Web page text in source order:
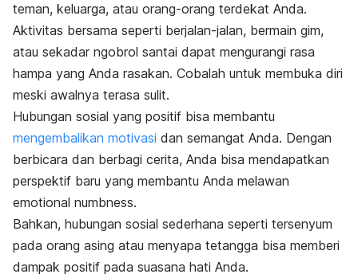
teman, keluarga, atau orang-orang terdekat Anda.
Aktivitas bersama seperti berjalan-jalan, bermain gim,
atau sekadar ngobrol santai dapat mengurangi rasa
hampa yang Anda rasakan. Cobalah untuk membuka diri
meski awalnya terasa sulit.
Hubungan sosial yang positif bisa membantu
mengembalikan motivasi dan semangat Anda. Dengan
berbicara dan berbagi cerita, Anda bisa mendapatkan
perspektif baru yang membantu Anda melawan
emotional numbness.
Bahkan, hubungan sosial sederhana seperti tersenyum
pada orang asing atau menyapa tetangga bisa memberi
dampak positif pada suasana hati Anda.